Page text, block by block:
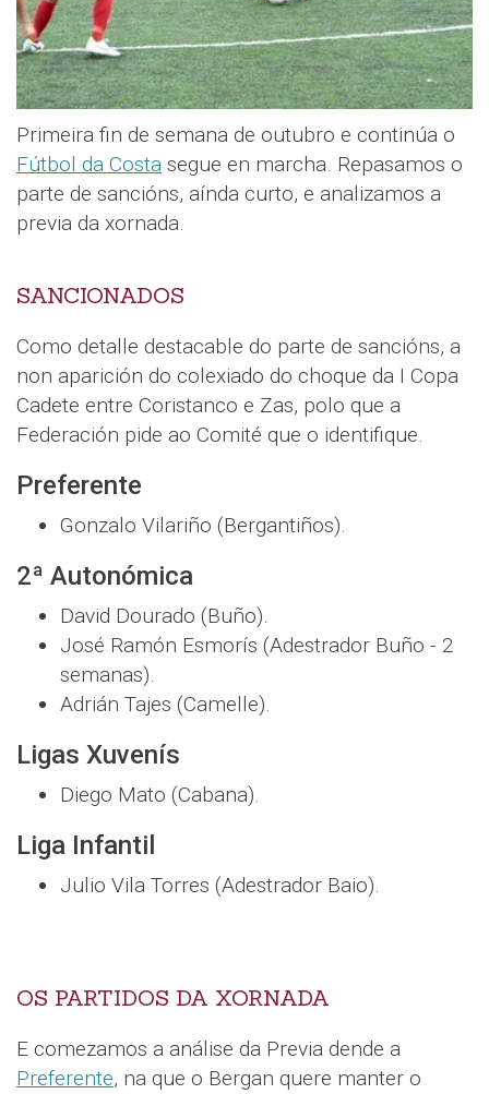
Primeira fin de semana de outubro e continúa o
Fútbol da Costa segue en marcha. Repasamos o
parte de sancións, aínda curto, e analizamos a
previa da xornada.
SANCIONADOS
Como detalle destacable do parte de sancións, a
non aparición do colexiado do choque da I Copa
Cadete entre Coristanco e Zas, polo que a
Federación pide ao Comité que o identifique.
Preferente
Gonzalo Vilariño (Bergantiños).
2ª Autonómica
David Dourado (Buño).
José Ramón Esmorís (Adestrador Buño - 2
semanas).
Adrián Tajes (Camelle).
Ligas Xuvenís
Diego Mato (Cabana).
Liga Infantil
Julio Vila Torres (Adestrador Baio).
OS PARTIDOS DA XORNADA
E comezamos a análise da Previa dende a
Preferente, na que o Bergan quere manter o